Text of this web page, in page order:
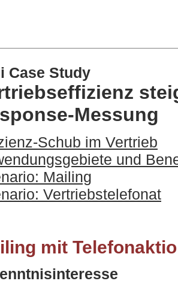
Case Study
Messung
Schub im Vertrieb
und
Mailing
Vertriebstelefonat
mit